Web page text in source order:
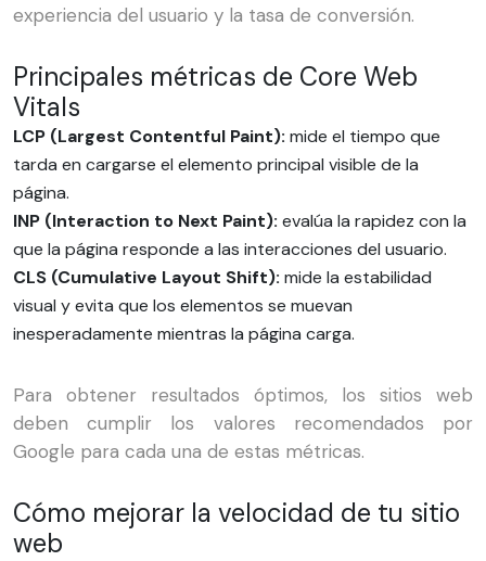
experiencia del usuario y la tasa de conversión.
Principales métricas de Core Web
Vitals
LCP (Largest Contentful Paint): mide el tiempo que
tarda en cargarse el elemento principal visible de la
página.
INP (Interaction to Next Paint): evalúa la rapidez con la
que la página responde a las interacciones del usuario.
CLS (Cumulative Layout Shift): mide la estabilidad
visual y evita que los elementos se muevan
inesperadamente mientras la página carga.
Para obtener resultados óptimos, los sitios web
deben cumplir los valores recomendados por
Google para cada una de estas métricas.
Cómo mejorar la velocidad de tu sitio
web